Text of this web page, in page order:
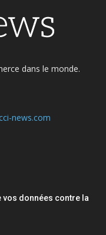
dans le monde.
news.com
vos données contre la